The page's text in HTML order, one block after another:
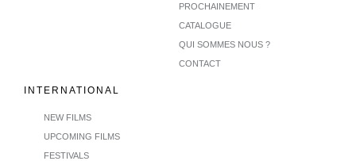
PROCHAINEMENT
CATALOGUE
QUI SOMMES NOUS ?
CONTACT
INTERNATIONAL
NEW FILMS
UPCOMING FILMS
FESTIVALS